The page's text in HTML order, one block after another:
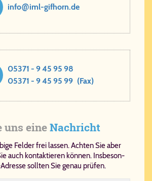
info​@iml-​gif​horn​.de
05371 - 9 45 95 98
05371 - 9 45 95 99 (Fax)
uns eineNachricht
Fel­der frei las­sen. Ach­ten Sie aber
auch kon­tak­tie­ren kön­nen. Ins­be­son­
soll­ten Sie ge­nau prü­fen.